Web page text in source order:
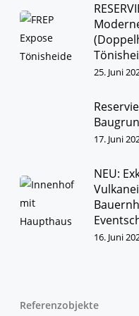
25. Juni
17. Juni
NEU:
16. Juni
Referenzobjekte